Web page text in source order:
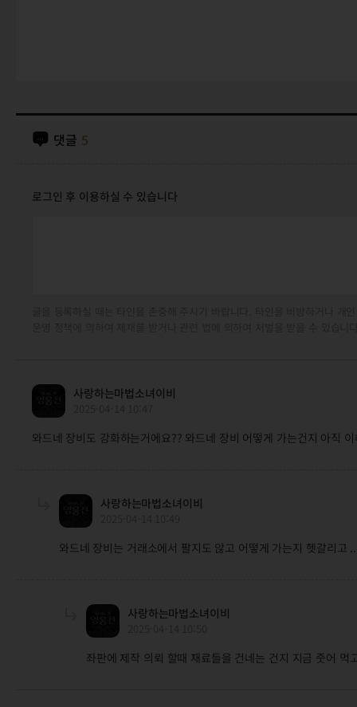
댓글 5
로그인 후 이용하실 수 있습니다
사랑하는마법소녀이비
와드네 장비도 강화하는거에요?? 와드네 장비 어떻게 가는건지 아직
사랑하는마법소녀이비
와드네 장비는 거래소에서 팔지도 않고 어떻게 가는지 헷갈리고
사랑하는마법소녀이비
좌판에 제작 의뢰 할때 재료들을 건네는 건지 지금 줏어